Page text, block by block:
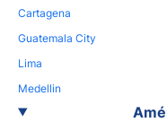
Cartagena
Guatemala City
Lima
Medellin